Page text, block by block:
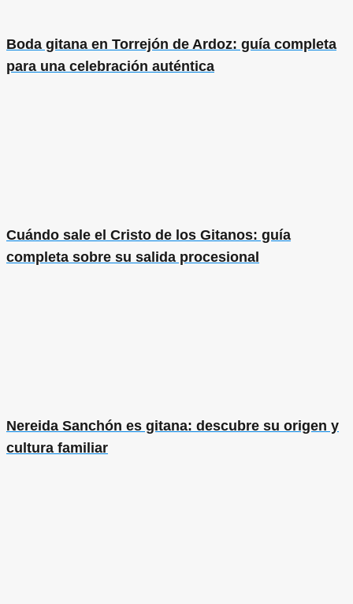
Boda gitana en Torrejón de Ardoz: guía completa
para una celebración auténtica
Cuándo sale el Cristo de los Gitanos: guía
completa sobre su salida procesional
Nereida Sanchón es gitana: descubre su origen y
cultura familiar